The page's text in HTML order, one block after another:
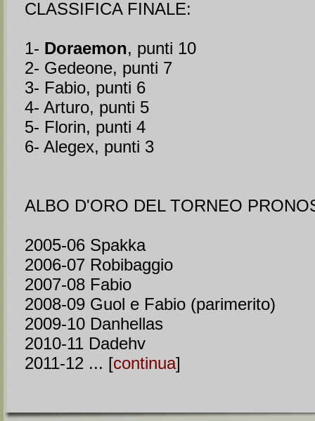
CLASSIFICA FINALE:
1- Doraemon, punti 10
2- Gedeone, punti 7
3- Fabio, punti 6
4- Arturo, punti 5
5- Florin, punti 4
6- Alegex, punti 3
ALBO D'ORO DEL TORNEO
2005-06 Spakka
2006-07 Robibaggio
2007-08 Fabio
2008-09 Guol e Fabio (parimerito)
2009-10 Danhellas
2010-11 Dadehv
2011-12 ... [continua]